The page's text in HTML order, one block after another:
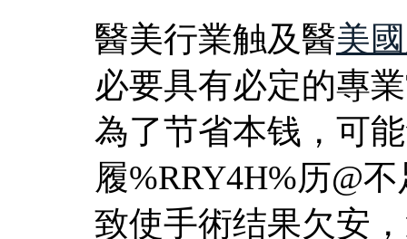
醫美行業触及醫美
必要具有必定的專
為了节省本钱，可
履%RRY4H%历@
致使手術结果欠安